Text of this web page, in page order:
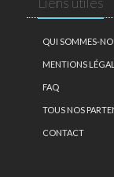
QUI SOMMES-
MENTIONS
FAQ
TOUS NOS
CONTACT